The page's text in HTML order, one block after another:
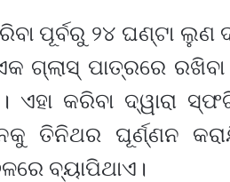
ପୂର୍ବରୁ ୨୪ ଘଣ୍ଟା ଲୁଣ
ଗ୍ଲାସ୍ ପାତ୍ରରେ
ଏହା କରିବା ଦ୍ୱାରା
ତିନିଥର ଘୂର୍ଣ୍ଣନ
ବ୍ୟାପିଥାଏ।